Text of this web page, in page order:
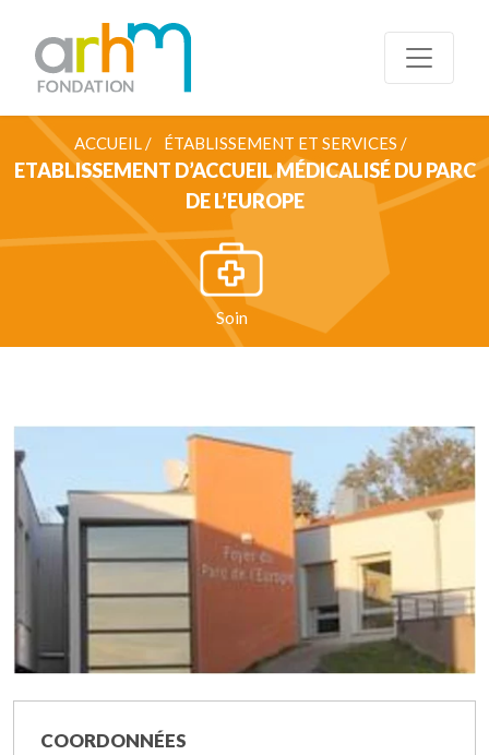
ACCUEIL / ÉTABLISSEMENT ET SERVICES /
ETABLISSEMENT D’ACCUEIL MÉDICALISÉ DU PARC
DE L’EUROPE
Soin
COORDONNÉES